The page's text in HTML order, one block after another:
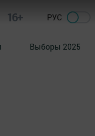
16+ РУС
Выборы 2025